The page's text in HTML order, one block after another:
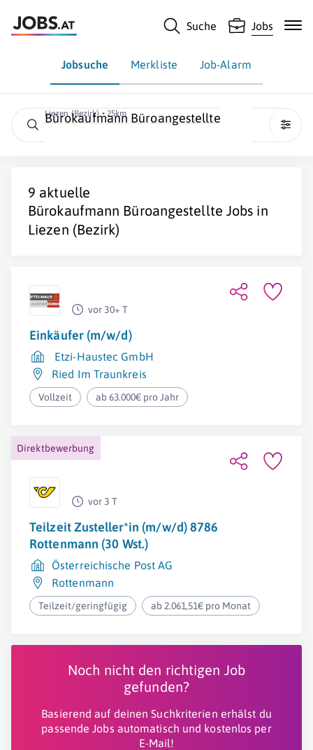
Suche Jobs
Jobsuche Merkliste Job-Alarm
Liezen (Bezirk) • 25km
Bürokaufmann Büroangestellte
9 aktuelle
Bürokaufmann Büroangestellte Jobs in
Liezen (Bezirk)
vor 30+ T
Einkäufer (m/w/d)
Etzi-Haustec GmbH
Ried Im Traunkreis
Vollzeit ab 63.000€ pro Jahr
Direktbewerbung
vor 3 T
Teilzeit Zusteller*in (m/w/d) 8786
Rottenmann (30 Wst.)
Österreichische Post AG
Rottenmann
Teilzeit/geringfügig ab 2.061,51€ pro Monat
Noch nicht den richtigen Job
gefunden?
Basierend auf deinen Suchkriterien erhälst du
passende Jobs automatisch und kostenlos per
E-Mail!